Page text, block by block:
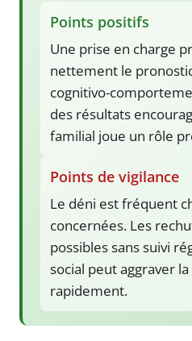
Points positifs
Une prise en charge
nettement le
cognitivo-
des résultats
familial joue un rôle
Points de vigilance
Le déni est fréquent
concernées. Les
possibles sans suivi
social peut aggraver
rapidement.